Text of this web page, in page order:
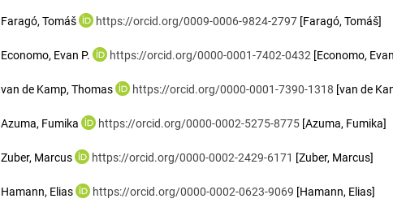
Faragó, Tomáš https://orcid.org/0009-0006-9824-2797 [Faragó, Tomáš]
Economo, Evan P. https://orcid.org/0000-0001-7402-0432 [Economo,
van de Kamp, Thomas https://orcid.org/0000-0001-7390-1318 [van de
Azuma, Fumika https://orcid.org/0000-0002-5275-8775 [Azuma, Fumika]
Zuber, Marcus https://orcid.org/0000-0002-2429-6171 [Zuber, Marcus]
Hamann, Elias https://orcid.org/0000-0002-0623-9069 [Hamann, Elias]